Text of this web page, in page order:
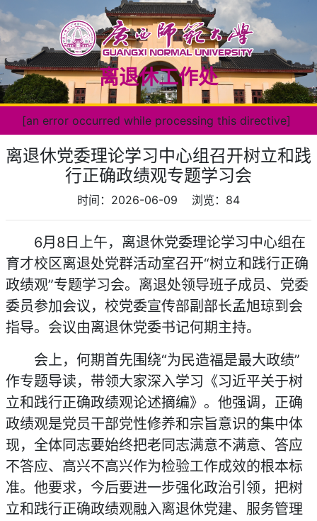
离退休工作处
[an error occurred while processing this directive]
离退休党委理论学习中心组召开树立和践
行正确政绩观专题学习会
时间：2026-06-09 浏览： 84
6月8日上午，离退休党委理论学习中心组在
育才校区离退处党群活动室召开“树立和践行正确
政绩观”专题学习会。离退处领导班子成员、党委
委员参加会议，校党委宣传部副部长孟旭琼到会
指导。会议由离退休党委书记何期主持。
会上，何期首先围绕“为民造福是最大政绩”
作专题导读，带领大家深入学习《习近平关于树
立和践行正确政绩观论述摘编》。他强调，正确
政绩观是党员干部党性修养和宗旨意识的集中体
现，全体同志要始终把老同志满意不满意、答应
不答应、高兴不高兴作为检验工作成效的根本标
准。他要求，今后要进一步强化政治引领，把树
立和践行正确政绩观融入离退休党建、服务管理